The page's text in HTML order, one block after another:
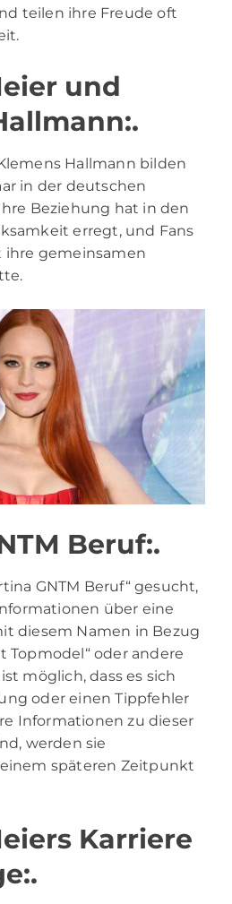
teilen ihre Freude oft
und
Hallmann bilden
in der deutschen
Beziehung hat in den
erregt, und Fans
ihre gemeinsamen
Beruf:.
GNTM Beruf“ gesucht,
über eine
diesem Namen in Bezug
Topmodel“ oder andere
möglich, dass es sich
oder einen Tippfehler
Informationen zu dieser
werden sie
späteren Zeitpunkt
Karriere